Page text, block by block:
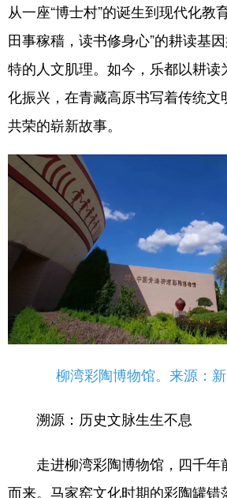
从一座“博士村”的诞生到现代化教
田事稼穑，读书修身心”的耕读基
特的人文肌理。如今，乐都以耕读
化振兴，在青藏高原书写着传统文
共荣的崭新故事。
柳湾彩陶博物馆。来源：
溯源：历史文脉生生不息
走进柳湾彩陶博物馆，四千年
而来。马家窑文化时期的彩陶罐错